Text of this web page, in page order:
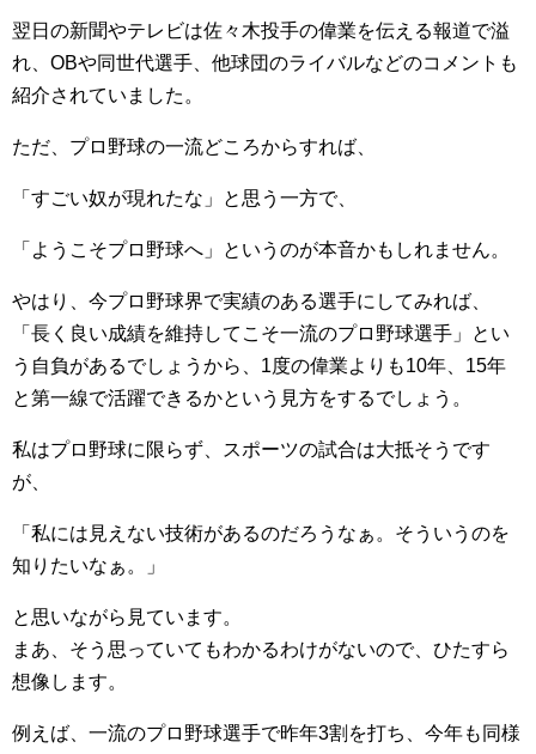
翌日の新聞やテレビは佐々木投手の偉業を伝える報道で溢
れ、OBや同世代選手、他球団のライバルなどのコメントも
紹介されていました。
ただ、プロ野球の一流どころからすれば、
「すごい奴が現れたな」と思う一方で、
「ようこそプロ野球へ」というのが本音かもしれません。
やはり、今プロ野球界で実績のある選手にしてみれば、
「長く良い成績を維持してこそ一流のプロ野球選手」とい
う自負があるでしょうから、1度の偉業よりも10年、15年
と第一線で活躍できるかという見方をするでしょう。
私はプロ野球に限らず、スポーツの試合は大抵そうです
が、
「私には見えない技術があるのだろうなぁ。そういうのを
知りたいなぁ。」
と思いながら見ています。
まあ、そう思っていてもわかるわけがないので、ひたすら
想像します。
例えば、一流のプロ野球選手で昨年3割を打ち、今年も同様